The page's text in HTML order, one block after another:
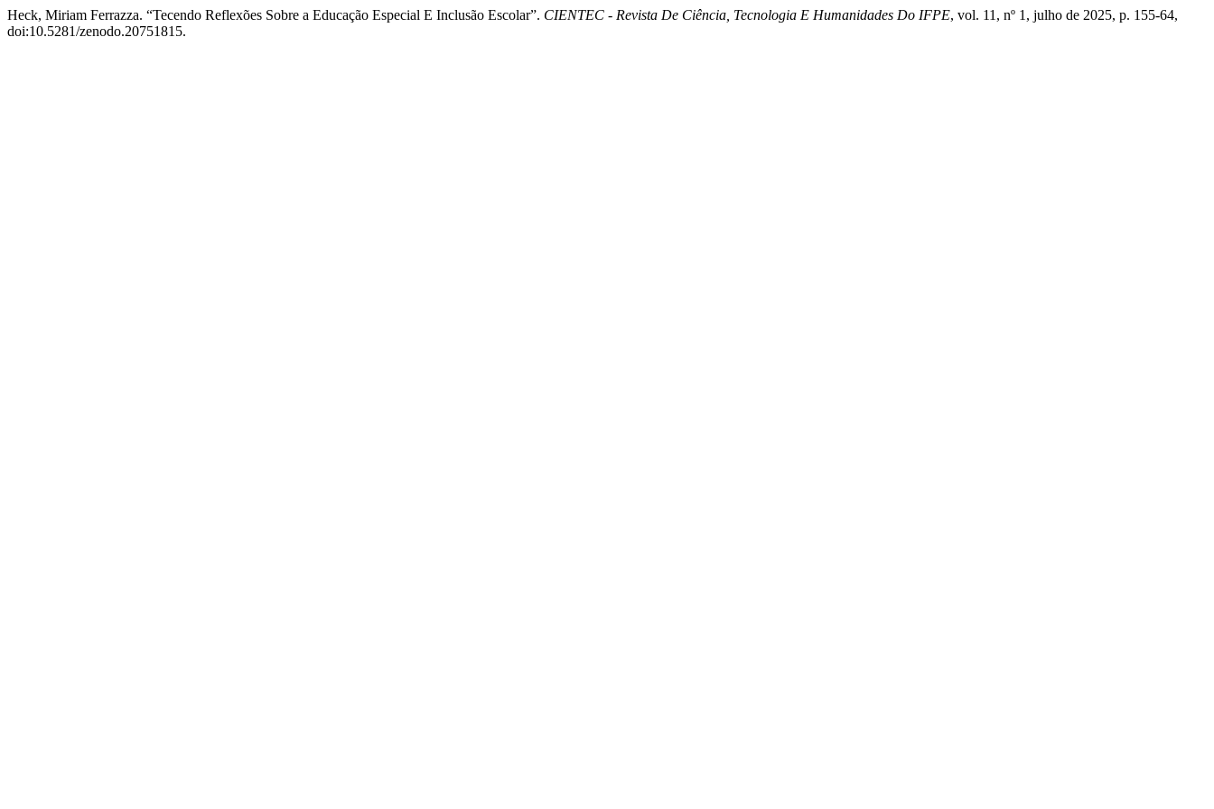
Heck, Miriam Ferrazza. “Tecendo Reflexões Sobre a Educação Especial E Inclusão Escolar”. CIENTEC - Revista De Ciência, Tecnologia E Humanidades Do IFPE, vol. 11, nº 1, julho de 2025, p. 155-64,
doi:10.5281/zenodo.20751815.